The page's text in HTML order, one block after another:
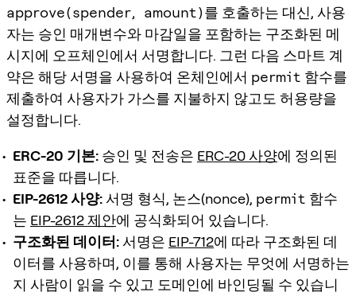
approve(spender, amount)를 호출하는 대신, 사용
자는 승인 매개변수와 마감일을 포함하는 구조화된 메
시지에 오프체인에서 서명합니다. 그런 다음 스마트 계
약은 해당 서명을 사용하여 온체인에서 permit 함수를
제출하여 사용자가 가스를 지불하지 않고도 허용량을
설정합니다.
ERC-20 기본: 승인 및 전송은 ERC-20 사양에 정의된
표준을 따릅니다.
EIP-2612 사양: 서명 형식, 논스(nonce), permit 함수
는 EIP-2612 제안에 공식화되어 있습니다.
구조화된 데이터: 서명은 EIP-712에 따라 구조화된 데
이터를 사용하며, 이를 통해 사용자는 무엇에 서명하는
지 사람이 읽을 수 있고 도메인에 바인딩될 수 있습니